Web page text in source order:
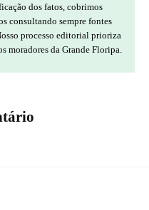
dos fatos, cobrimos
consultando sempre fontes
processo editorial prioriza
moradores da Grande Floripa.